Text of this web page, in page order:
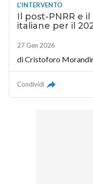
L'INTERVENTO
Il post-PNRR e
italiane per il
27 Gen 2026
diCristoforo
Condividi